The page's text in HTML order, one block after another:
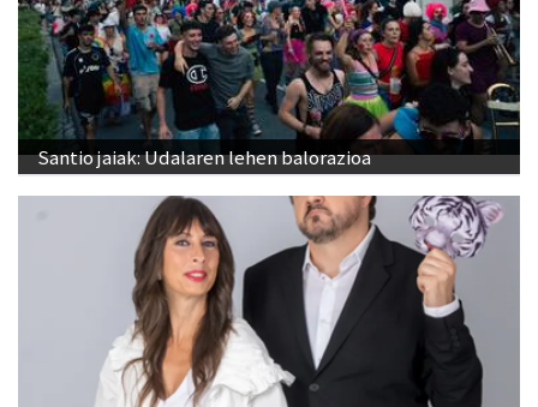
Santio jaiak: Udalaren lehen balorazioa